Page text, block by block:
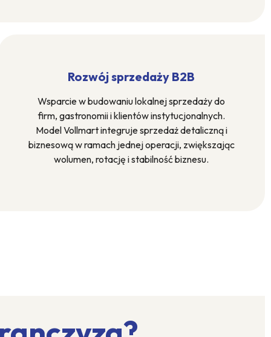
Rozwój sprzedaży B2B
Wsparcie w budowaniu lokalnej sprzedaży do
firm, gastronomii i klientów instytucjonalnych.
Model Vollmart integruje sprzedaż detaliczną i
biznesową w ramach jednej operacji, zwiększając
wolumen, rotację i stabilność biznesu.